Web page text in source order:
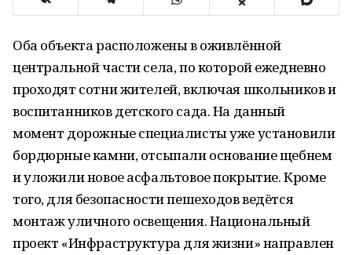
Оба объекта расположены в оживлённой
центральной части села, по которой ежедневно
проходят сотни жителей, включая школьников и
воспитанников детского сада. На данный
момент дорожные специалисты уже установили
бордюрные камни, отсыпали основание щебнем
и уложили новое асфальтовое покрытие. Кроме
того, для безопасности пешеходов ведётся
монтаж уличного освещения. Национальный
проект «Инфраструктура для жизни» направлен